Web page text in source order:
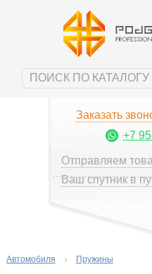
Заказать
+7
Отправляем
Ваш спутник в
Автомобиля Пружины